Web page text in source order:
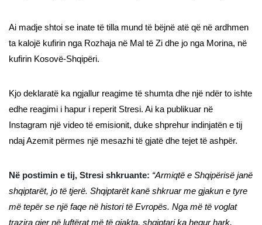
Ai madje shtoi se inate të tilla mund të bëjnë atë që në ardhmen
ta kalojë kufirin nga Rozhaja në Mal të Zi dhe jo nga Morina, në
kufirin Kosovë-Shqipëri.
Kjo deklaratë ka ngjallur reagime të shumta dhe një ndër to ishte
edhe reagimi i hapur i reperit Stresi. Ai ka publikuar në
Instagram një video të emisionit, duke shprehur indinjatën e tij
ndaj Azemit përmes një mesazhi të gjatë dhe tejet të ashpër.
Në postimin e tij, Stresi shkruante: “Armiqtë e Shqipërisë janë
shqiptarët, jo të tjerë. Shqiptarët kanë shkruar me gjakun e tyre
më tepër se një faqe në histori të Evropës. Nga më të voglat
trazira gjer në luftërat më të gjakta, shqiptari ka hequr hark,